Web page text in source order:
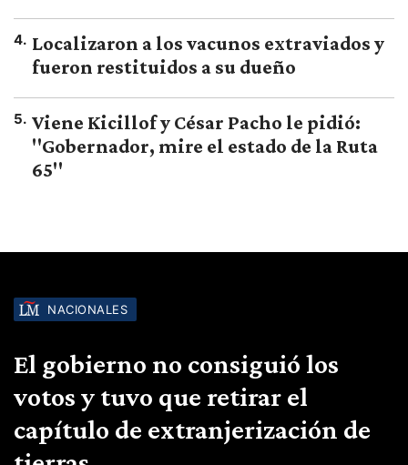
4. Localizaron a los vacunos extraviados y
fueron restituidos a su dueño
5. Viene Kicillof y César Pacho le pidió:
"Gobernador, mire el estado de la Ruta
65"
NACIONALES
El gobierno no consiguió los
votos y tuvo que retirar el
capítulo de extranjerización de